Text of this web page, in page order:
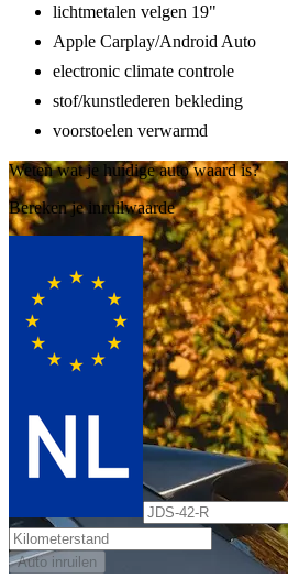
lichtmetalen velgen 19"
Apple Carplay/Android Auto
electronic climate controle
stof/kunstlederen bekleding
voorstoelen verwarmd
Weten wat je huidige auto waard is?
Bereken je inruilwaarde
Auto inruilen